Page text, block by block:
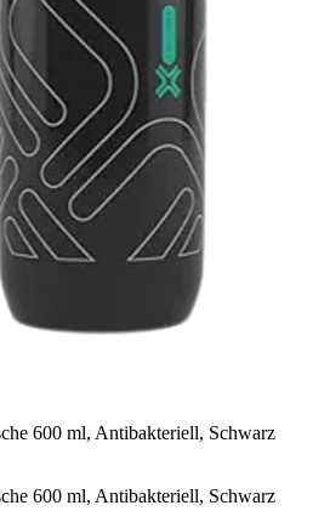
600 ml, Antibakteriell, Schwarz
600 ml, Antibakteriell, Schwarz